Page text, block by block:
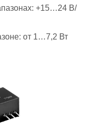
+15…24 В/
от 1…7,2 Вт